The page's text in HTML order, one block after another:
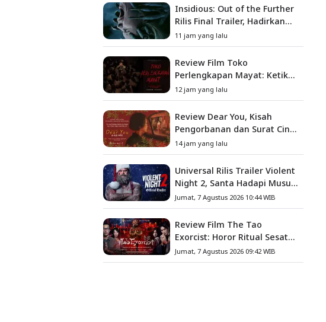
Insidious: Out of the Further
Rilis Final Trailer, Hadirkan
Teror Baru, Iblis Kini Masuk
ke Dunia Manusia
11 jam yang lalu
Review Film Toko
Perlengkapan Mayat: Ketika
Kutukan Keluarga Menjadi
Sumber Teror yang
Sesungguhnya
12 jam yang lalu
Review Dear You, Kisah
Pengorbanan dan Surat Cinta
yang Menyentuh Hati
14 jam yang lalu
Universal Rilis Trailer Violent
Night 2, Santa Hadapi Musuh
Baru
Jumat, 7 Agustus 2026 10:44 WIB
Review Film The Tao
Exorcist: Horor Ritual Sesat
Taiwan yang Penuh Misteri
dan Teror Psikologis
Jumat, 7 Agustus 2026 09:42 WIB